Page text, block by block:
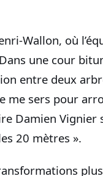
Wallon, où
une cour
entre deux
me sers pour
Damien
20 mètres ».